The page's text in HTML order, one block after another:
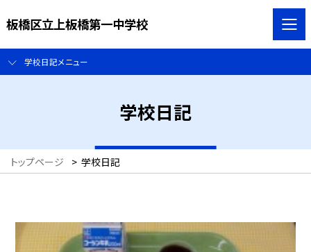
板橋区立上板橋第一中学校
学校日記メニュー
学校日記
トップページ > 学校日記